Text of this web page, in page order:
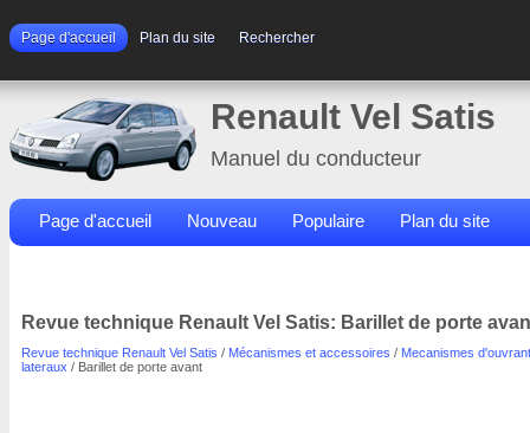
Page d'accueil Plan du site Rechercher
Renault Vel Satis
Manuel du conducteur
Page d'accueil Nouveau Populaire Plan du site
Revue technique Renault Vel Satis: Barillet de porte
Revue technique Renault Vel Satis / Mécanismes et accessoires / Mecanismes
lateraux / Barillet de porte avant